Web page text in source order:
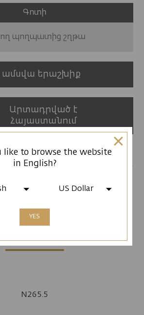
Գոտի
պողպատից շղթա
ամսվա երաշխիք
Արտադրված է
Հայաստանում
ՄՈԴԵԼՆԵՐ
N265.5
like to browse the website
in English?
US Dollar
YES